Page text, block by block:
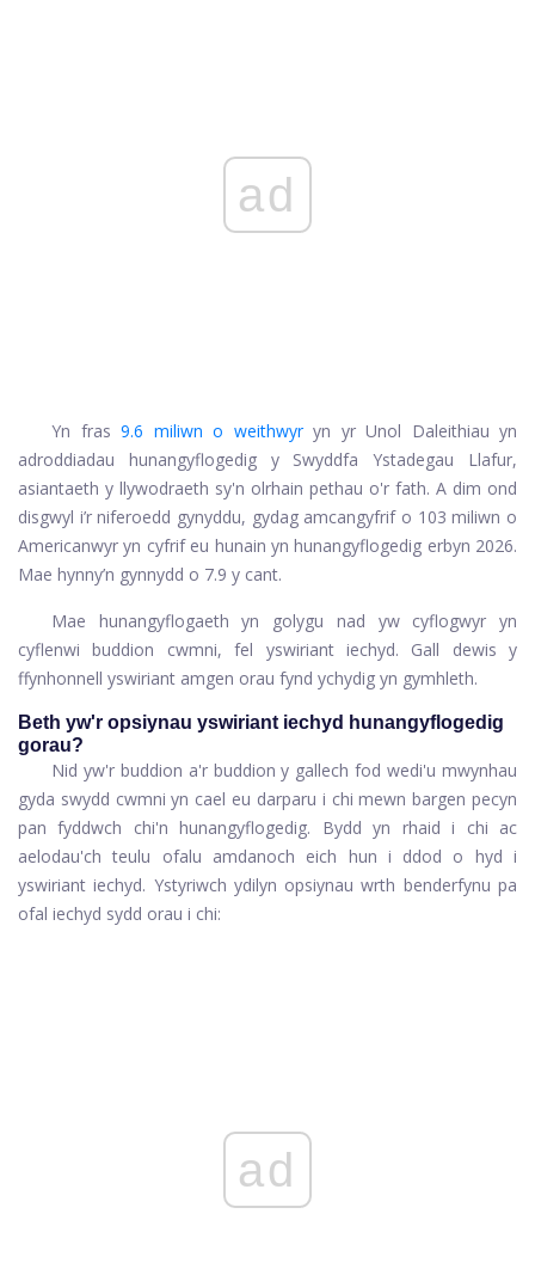
ad
Yn fras 9.6 miliwn o weithwyr yn yr Unol Daleithiau yn
adroddiadau hunangyflogedig y Swyddfa Ystadegau Llafur,
asiantaeth y llywodraeth sy'n olrhain pethau o'r fath. A dim ond
disgwyl i’r niferoedd gynyddu, gydag amcangyfrif o 103 miliwn o
Americanwyr yn cyfrif eu hunain yn hunangyflogedig erbyn 2026.
Mae hynny’n gynnydd o 7.9 y cant.
Mae hunangyflogaeth yn golygu nad yw cyflogwyr yn
cyflenwi buddion cwmni, fel yswiriant iechyd. Gall dewis y
ffynhonnell yswiriant amgen orau fynd ychydig yn gymhleth.
Beth yw'r opsiynau yswiriant iechyd hunangyflogedig
gorau?
Nid yw'r buddion a'r buddion y gallech fod wedi'u mwynhau
gyda swydd cwmni yn cael eu darparu i chi mewn bargen pecyn
pan fyddwch chi'n hunangyflogedig. Bydd yn rhaid i chi ac
aelodau'ch teulu ofalu amdanoch eich hun i ddod o hyd i
yswiriant iechyd. Ystyriwch ydilyn opsiynau wrth benderfynu pa
ofal iechyd sydd orau i chi:
ad